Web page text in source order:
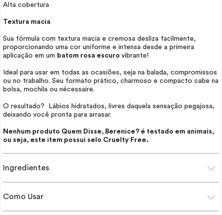
Alta cobertura
Textura macia
Sua fórmula com textura macia e cremosa desliza facilmente,
proporcionando uma cor uniforme e intensa desde a primeira
aplicação em um batom rosa escuro vibrante!
Ideal para usar em todas as ocasiões, seja na balada, compromissos
ou no trabalho. Seu formato prático, charmoso e compacto cabe na
bolsa, mochila ou nécessaire.
O resultado? Lábios hidratados, livres daquela sensação pegajosa,
deixando você pronta para arrasar.
Nenhum produto Quem Disse, Berenice? é testado em animais,
ou seja, este item possui selo Cruelty Free.
Ingredientes
Como Usar